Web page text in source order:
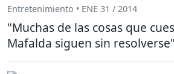
Entretenimiento • ENE 31 / 2014
"Muchas de las cosas que
Mafalda siguen sin resolverse"